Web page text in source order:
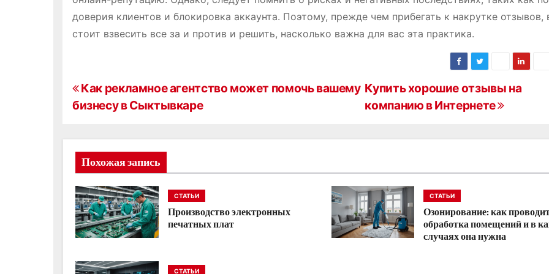
доверия клиентов и блокировка аккаунта. Поэтому, прежде чем прибегать к накрутке отзывов,
стоит взвесить все за и против и решить, насколько важна для вас эта практика.
Н
а
и
г
а
ц
и
Купить хорошие отзывы на
компанию в Интернете
Как рекламное агентство может помочь вашему
бизнесу в Сыктывкаре
Похожая запись
СТАТЬИ
Производство электронных
печатных плат
СТАТЬИ
Озонирование: как
обработка помещений и в
случаях она нужна
СТАТЬИ